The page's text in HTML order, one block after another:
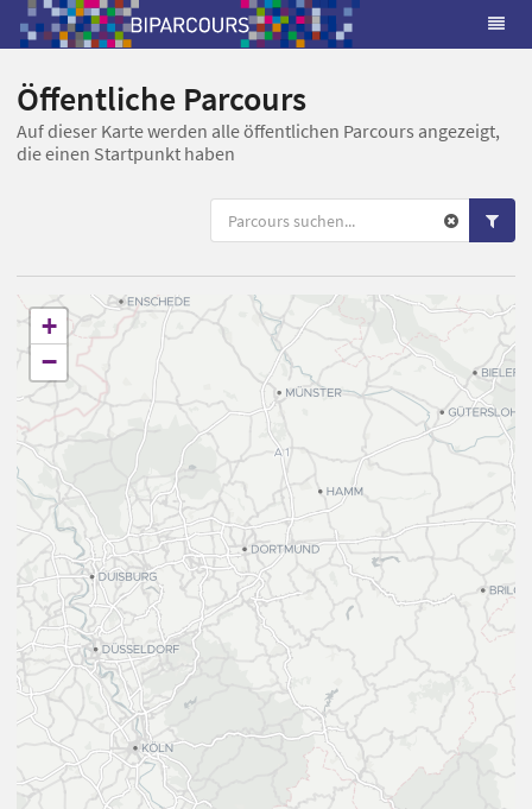
Öffentliche Parcours
Auf dieser Karte werden alle öffentlichen Parcours angezeigt,
die einen Startpunkt haben
+
−